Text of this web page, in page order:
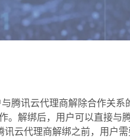
腾讯云代理商解除合作关系
。解绑后，用户可以直接与
云代理商解绑之前，用户